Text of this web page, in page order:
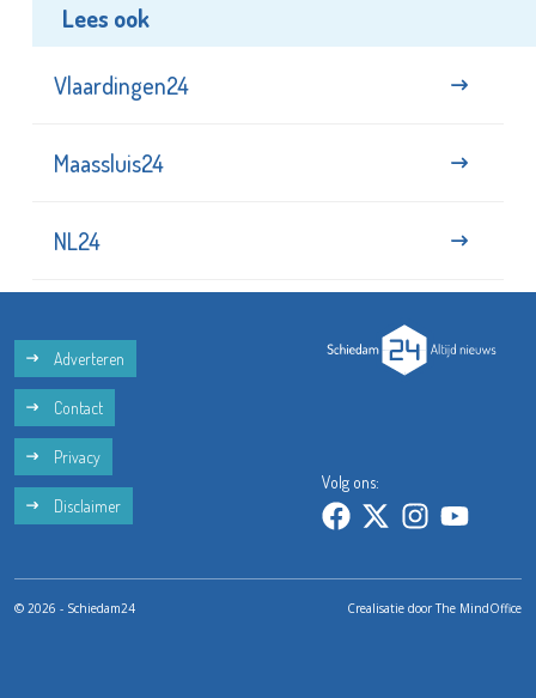
Lees ook
Vlaardingen24
Maassluis24
NL24
Adverteren
Contact
Privacy
Disclaimer
Volg ons:
© 2026 - Schiedam24 Crealisatie doorThe MindOffice